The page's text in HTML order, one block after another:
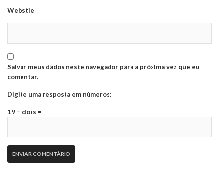
Webstie
Salvar meus dados neste navegador para a próxima vez que eu
comentar.
Digite uma resposta em números:
19 − dois =